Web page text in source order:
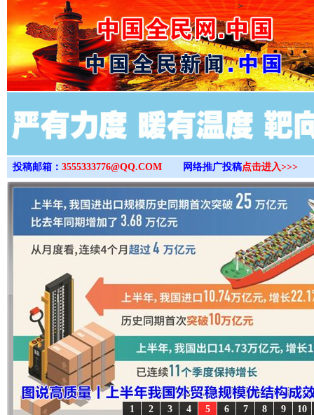
>
投稿邮箱： 3555333776@QQ.COM 网络推广投稿点击进入>>>
10
9
8
7
6
5
4
3
2
1